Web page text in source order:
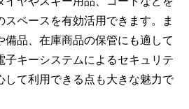
スペースを有効活用できます。ま
備品、在庫商品の保管にも適して
子キーシステムによるセキュリテ
して利用できる点も大きな魅力で